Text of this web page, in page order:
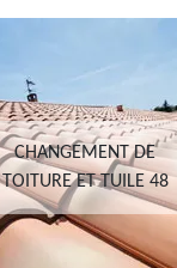
CHANGEMENT DE
TOITURE ET TUILE 48